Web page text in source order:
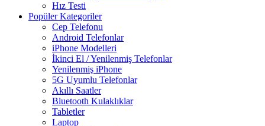
Hız Testi
Popüler Kategoriler
Cep Telefonu
Android Telefonlar
iPhone Modelleri
İkinci El / Yenilenmiş Telefonlar
Yenilenmiş iPhone
5G Uyumlu Telefonlar
Akıllı Saatler
Bluetooth Kulaklıklar
Tabletler
Laptop